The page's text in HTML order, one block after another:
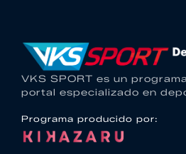
VKS SPORT es un
portal especializado en
Programa producido por: